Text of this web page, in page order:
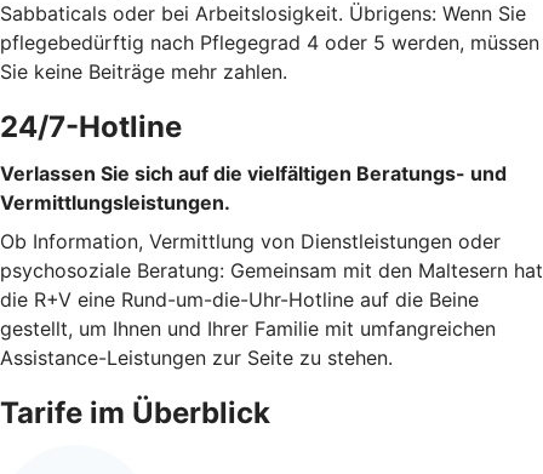
Sabbaticals oder bei Arbeitslosigkeit. Übrigens: Wenn Sie
pflegebedürftig nach Pflegegrad 4 oder 5 werden, müssen
Sie keine Beiträge mehr zahlen.
24/7-Hotline
Verlassen Sie sich auf die vielfältigen Beratungs- und
Vermittlungsleistungen.
Ob Information, Vermittlung von Dienstleistungen oder
psychosoziale Beratung: Gemeinsam mit den Maltesern hat
die R+V eine Rund-um-die-Uhr-Hotline auf die Beine
gestellt, um Ihnen und Ihrer Familie mit umfangreichen
Assistance-Leistungen zur Seite zu stehen.
Tarife im Überblick